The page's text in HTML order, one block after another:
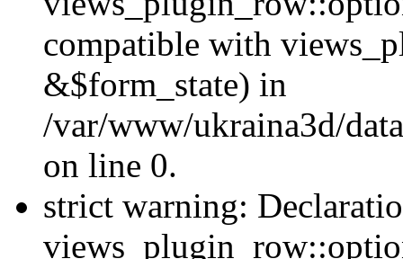
compatible with
&$form_state) in
/var/www/ukraina3d/
on line 0.
strict warning: